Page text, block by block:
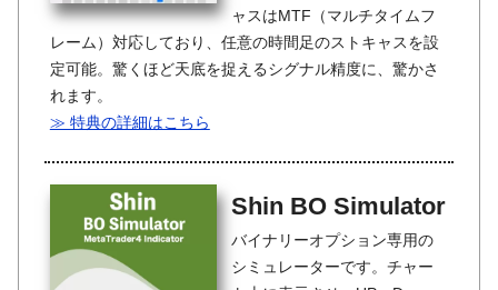
ャスはMTF（マルチタイムフ
レーム）対応しており、任意の時間足のストキャスを設
定可能。驚くほど天底を捉えるシグナル精度に、驚かさ
れます。
≫ 特典の詳細はこちら
Shin BO Simulator
バイナリーオプション専用の
シミュレーターです。チャー